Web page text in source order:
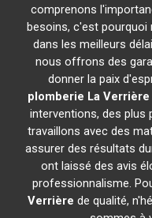
comprenons
besoins, c'est pourquoi
dans les meilleurs
nous offrons des
donner la paix
plomberie La Verrière
interventions, des plus
travaillons avec des
assurer des résultats
ont laissé des avis
professionnalisme.
Verrière de qualité,